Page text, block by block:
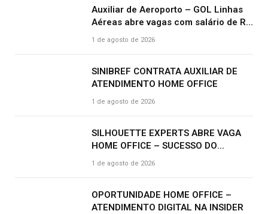
Auxiliar de Aeroporto – GOL Linhas
Aéreas abre vagas com salário de R$
2.000,00 e benefícios atrativos
1 de agosto de 2026
SINIBREF CONTRATA AUXILIAR DE
ATENDIMENTO HOME OFFICE
1 de agosto de 2026
SILHOUETTE EXPERTS ABRE VAGA
HOME OFFICE – SUCESSO DO
CLIENTE | R$ 2.500
1 de agosto de 2026
OPORTUNIDADE HOME OFFICE –
ATENDIMENTO DIGITAL NA INSIDER